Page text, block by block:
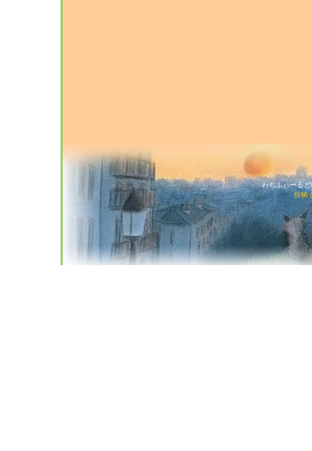
わちふぃーる
投稿